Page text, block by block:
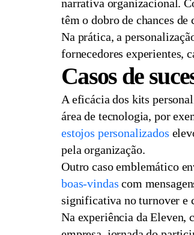
narrativa organizacional.
têm o dobro de chances
Na prática, a
fornecedores experientes,
Casos de
A eficácia dos kits
área de tecnologia, por
estojos personalizados
pela organização.
Outro caso emblemático
boas-vindas com
significativa no turnover e
Na experiência da Eleven,